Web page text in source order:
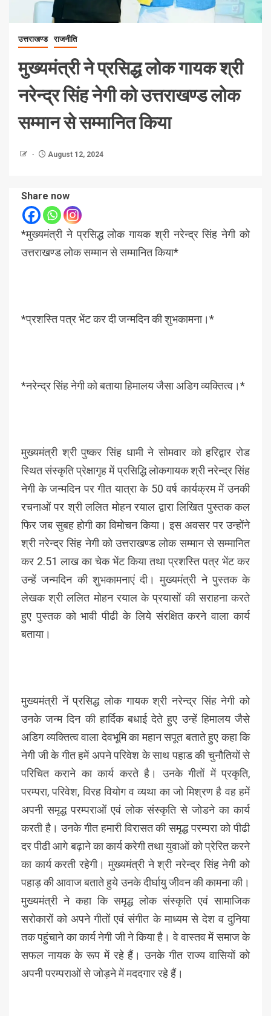
उत्तराखण्ड राजनीति
मुख्यमंत्री ने प्रसिद्ध लोक गायक श्री
नरेन्द्र सिंह नेगी को उत्तराखण्ड लोक
सम्मान से सम्मानित किया
August 12, 2024
Share now
*मुख्यमंत्री ने प्रसिद्ध लोक गायक श्री नरेन्द्र सिंह नेगी को
उत्तराखण्ड लोक सम्मान से सम्मानित किया*
*प्रशस्ति पत्र भेंट कर दी जन्मदिन की शुभकामना।*
*नरेन्द्र सिंह नेगी को बताया हिमालय जैसा अडिग व्यक्तित्व।*
मुख्यमंत्री श्री पुष्कर सिंह धामी ने सोमवार को हरिद्वार रोड
स्थित संस्कृति प्रेक्षागृह में प्रसिद्धि लोकगायक श्री नरेन्द्र सिंह
नेगी के जन्मदिन पर गीत यात्रा के 50 वर्ष कार्यक्रम में उनकी
रचनाओं पर श्री ललित मोहन रयाल द्वारा लिखित पुस्तक कल
फिर जब सुबह होगी का विमोचन किया। इस अवसर पर उन्होंने
श्री नरेन्द्र सिंह नेगी को उत्तराखण्ड लोक सम्मान से सम्मानित
कर 2.51 लाख का चेक भेंट किया तथा प्रशस्ति पत्र भेंट कर
उन्हें जन्मदिन की शुभकामनाएं दी। मुख्यमंत्री ने पुस्तक के
लेखक श्री ललित मोहन रयाल के प्रयासों की सराहना करते
हुए पुस्तक को भावी पीढी के लिये संरक्षित करने वाला कार्य
बताया।
मुख्यमंत्री नें प्रसिद्ध लोक गायक श्री नरेन्द्र सिंह नेगी को
उनके जन्म दिन की हार्दिक बधाई देते हुए उन्हें हिमालय जैसे
अडिग व्यक्तित्व वाला देवभूमि का महान सपूत बताते हुए कहा कि
नेगी जी के गीत हमें अपने परिवेश के साथ पहाड की चुनौतियों से
परिचित कराने का कार्य करते है। उनके गीतों में प्रकृति,
परम्परा, परिवेश, विरह वियोग व व्यथा का जो मिश्रण है वह हमें
अपनी समृद्ध परम्पराओं एवं लोक संस्कृति से जोडने का कार्य
करती है। उनके गीत हमारी विरासत की समृद्ध परम्परा को पीढी
दर पीढी आगे बढ़ाने का कार्य करेगी तथा युवाओं को प्रेरित करने
का कार्य करती रहेगी। मुख्यमंत्री ने श्री नरेन्द्र सिंह नेगी को
पहाड़ की आवाज बताते हुये उनके दीर्घायु जीवन की कामना की।
मुख्यमंत्री ने कहा कि समृद्ध लोक संस्कृति एवं सामाजिक
सरोकारों को अपने गीतों एवं संगीत के माध्यम से देश व दुनिया
तक पहुंचाने का कार्य नेगी जी ने किया है। वे वास्तव में समाज के
सफल नायक के रूप में रहे हैं। उनके गीत राज्य वासियों को
अपनी परम्पराओं से जोड़ने में मददगार रहे हैं।